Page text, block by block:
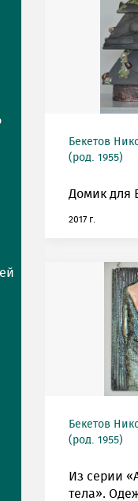
Бекетов
(род. 1955)
Домик для
2017 г.
Бекетов
(род. 1955)
Из серии
тела».